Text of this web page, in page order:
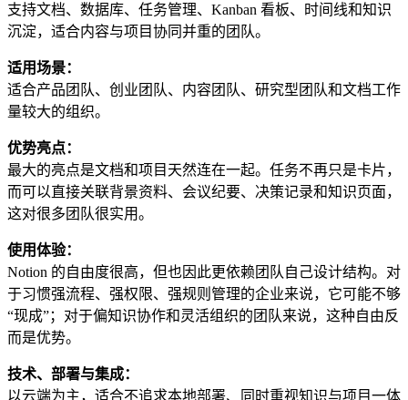
支持文档、数据库、任务管理、Kanban 看板、时间线和知识
沉淀，适合内容与项目协同并重的团队。
适用场景：
适合产品团队、创业团队、内容团队、研究型团队和文档工作
量较大的组织。
优势亮点：
最大的亮点是文档和项目天然连在一起。任务不再只是卡片，
而可以直接关联背景资料、会议纪要、决策记录和知识页面，
这对很多团队很实用。
使用体验：
Notion 的自由度很高，但也因此更依赖团队自己设计结构。对
于习惯强流程、强权限、强规则管理的企业来说，它可能不够
“现成”；对于偏知识协作和灵活组织的团队来说，这种自由反
而是优势。
技术、部署与集成：
以云端为主，适合不追求本地部署、同时重视知识与项目一体